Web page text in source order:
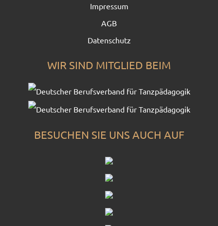
Impressum
AGB
Datenschutz
WIR SIND MITGLIED BEIM
BESUCHEN SIE UNS AUCH AUF